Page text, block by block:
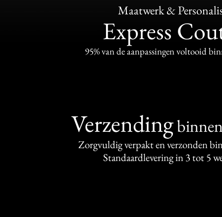
Maatwerk &
Express
95% van de aanpassingen voltooid
Verzending
Zorgvuldig verpakt en verzonden
Standaardlevering in 3 tot 5